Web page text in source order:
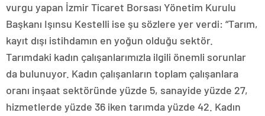
vurgu yapan İzmir Ticaret Borsası Yönetim Kurulu
Başkanı Işınsu Kestelli ise şu sözlere yer verdi: “Tarım,
kayıt dışı istihdamın en yoğun olduğu sektör.
Tarımdaki kadın çalışanlarımızla ilgili önemli sorunlar
da bulunuyor. Kadın çalışanların toplam çalışanlara
oranı inşaat sektöründe yüzde 5, sanayide yüzde 27,
hizmetlerde yüzde 36 iken tarımda yüzde 42. Kadın